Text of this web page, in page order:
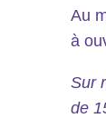
Au
à
Sur
de